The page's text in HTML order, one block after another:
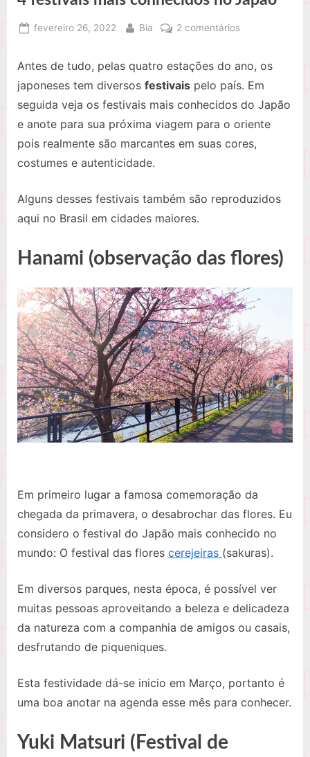
Posted
fevereiro 26, 2022 By
Bia 2 comentáriosem
mais
conhecidos
no
Japão
Antes de tudo, pelas quatro estações do ano, os
japoneses tem diversos festivais pelo país. Em
seguida veja os festivais mais conhecidos do Japão
e anote para sua próxima viagem para o oriente
pois realmente são marcantes em suas cores,
costumes e autenticidade.
Alguns desses festivais também são reproduzidos
aqui no Brasil em cidades maiores.
Hanami (observação das flores)
Em primeiro lugar a famosa comemoração da
chegada da primavera, o desabrochar das flores. Eu
considero o festival do Japão mais conhecido no
mundo: O festival das flores cerejeiras (sakuras).
Em diversos parques, nesta época, é possível ver
muitas pessoas aproveitando a beleza e delicadeza
da natureza com a companhia de amigos ou casais,
desfrutando de piqueniques.
Esta festividade dá-se inicio em Março, portanto é
uma boa anotar na agenda esse mês para conhecer.
Yuki Matsuri (Festival de